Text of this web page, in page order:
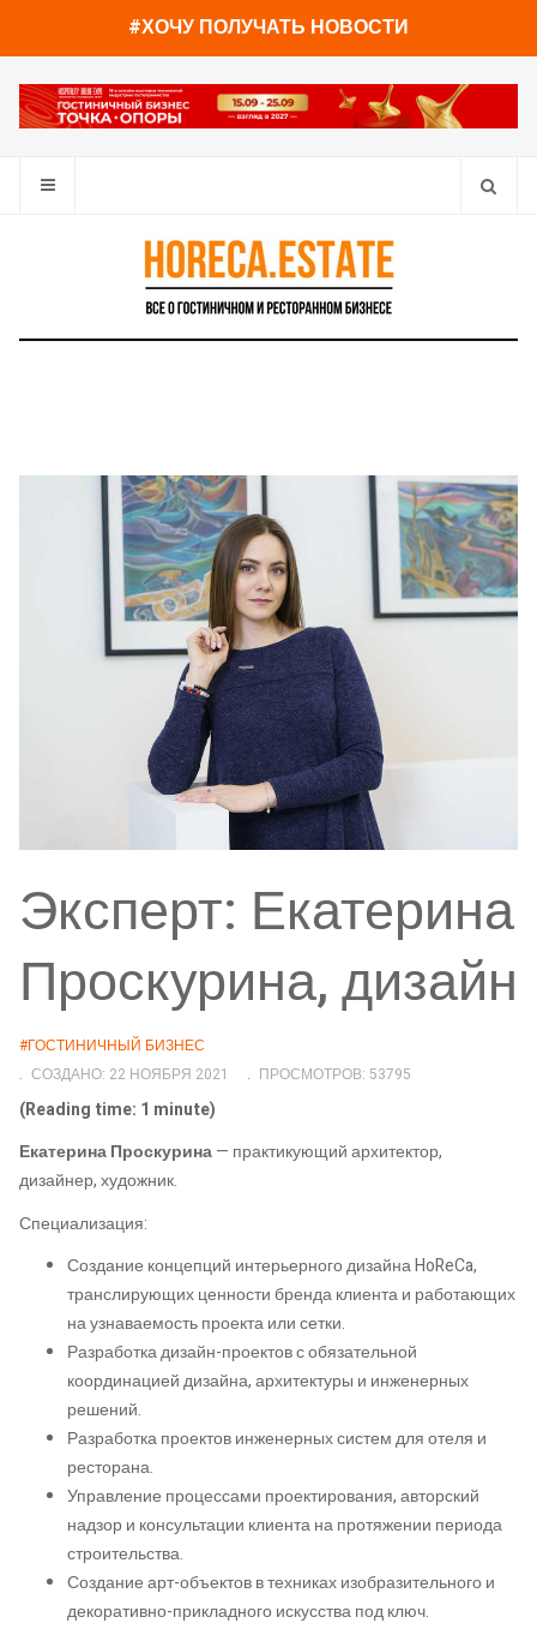
#ХОЧУ ПОЛУЧАТЬ НОВОСТИ
Эксперт: Екатерина
Проскурина, дизайн
#ГОСТИНИЧНЫЙ БИЗНЕС
СОЗДАНО: 22 НОЯБРЯ 2021
ПРОСМОТРОВ: 53795
(Reading time: 1 minute)
Екатерина Проскурина— практикующий архитектор,
дизайнер, художник.
Специализация:
Создание концепций интерьерного дизайна HoReCa,
транслирующих ценности бренда клиента и работающих
на узнаваемость проекта или сетки.
Разработка дизайн-проектов с обязательной
координацией дизайна, архитектуры и инженерных
решений.
Разработка проектов инженерных систем для отеля и
ресторана.
Управление процессами проектирования, авторский
надзор и консультации клиента на протяжении периода
строительства.
Создание арт-объектов в техниках изобразительного и
декоративно-прикладного искусства под ключ.